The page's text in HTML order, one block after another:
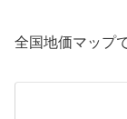
全国地価マップ